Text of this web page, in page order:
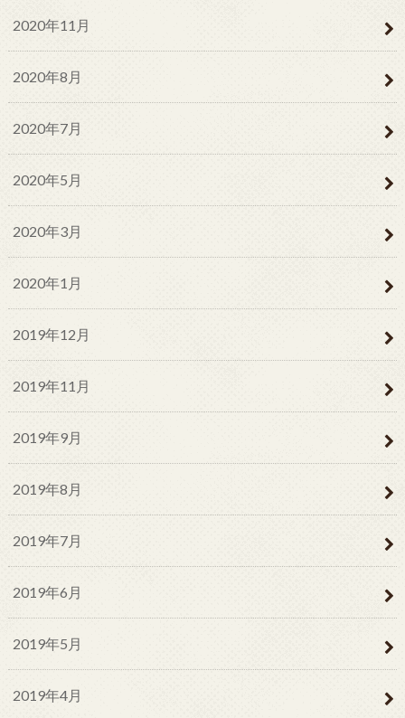
2020年11月
2020年8月
2020年7月
2020年5月
2020年3月
2020年1月
2019年12月
2019年11月
2019年9月
2019年8月
2019年7月
2019年6月
2019年5月
2019年4月